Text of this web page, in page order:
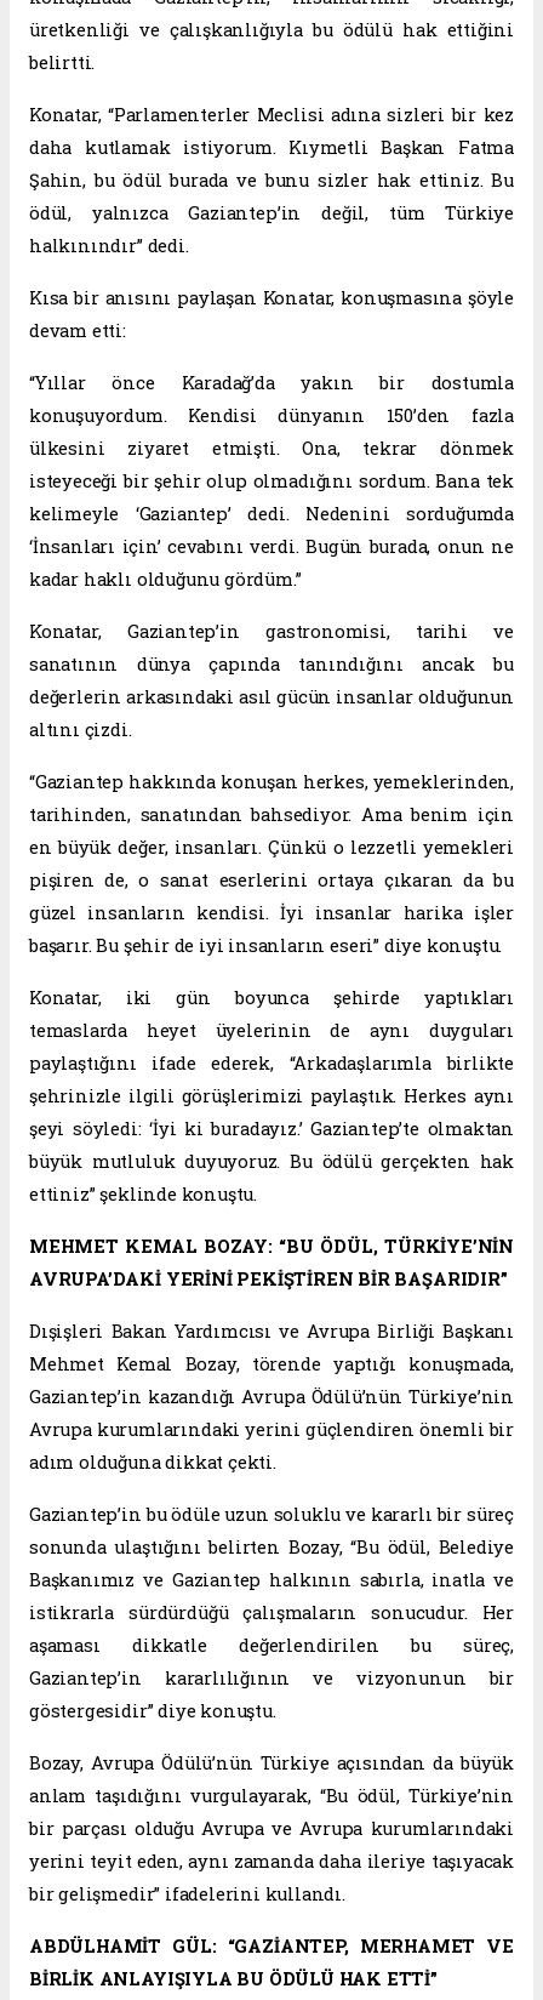
üretkenliği ve çalışkanlığıyla bu ödülü hak ettiğini
belirtti.
Konatar, “Parlamenterler Meclisi adına sizleri bir kez
daha kutlamak istiyorum. Kıymetli Başkan Fatma
Şahin, bu ödül burada ve bunu sizler hak ettiniz. Bu
ödül, yalnızca Gaziantep’in değil, tüm Türkiye
halkınındır” dedi.
Kısa bir anısını paylaşan Konatar, konuşmasına şöyle
devam etti:
“Yıllar önce Karadağ’da yakın bir dostumla
konuşuyordum. Kendisi dünyanın 150’den fazla
ülkesini ziyaret etmişti. Ona, tekrar dönmek
isteyeceği bir şehir olup olmadığını sordum. Bana tek
kelimeyle ‘Gaziantep’ dedi. Nedenini sorduğumda
‘İnsanları için’ cevabını verdi. Bugün burada, onun ne
kadar haklı olduğunu gördüm.”
Konatar, Gaziantep’in gastronomisi, tarihi ve
sanatının dünya çapında tanındığını ancak bu
değerlerin arkasındaki asıl gücün insanlar olduğunun
altını çizdi.
“Gaziantep hakkında konuşan herkes, yemeklerinden,
tarihinden, sanatından bahsediyor. Ama benim için
en büyük değer, insanları. Çünkü o lezzetli yemekleri
pişiren de, o sanat eserlerini ortaya çıkaran da bu
güzel insanların kendisi. İyi insanlar harika işler
başarır. Bu şehir de iyi insanların eseri” diye konuştu.
Konatar, iki gün boyunca şehirde yaptıkları
temaslarda heyet üyelerinin de aynı duyguları
paylaştığını ifade ederek, “Arkadaşlarımla birlikte
şehrinizle ilgili görüşlerimizi paylaştık. Herkes aynı
şeyi söyledi: ‘İyi ki buradayız.’ Gaziantep’te olmaktan
büyük mutluluk duyuyoruz. Bu ödülü gerçekten hak
ettiniz” şeklinde konuştu.
MEHMET KEMAL BOZAY: “BU ÖDÜL, TÜRKİYE’NİN
AVRUPA’DAKİ YERİNİ PEKİŞTİREN BİR BAŞARIDIR”
Dışişleri Bakan Yardımcısı ve Avrupa Birliği Başkanı
Mehmet Kemal Bozay, törende yaptığı konuşmada,
Gaziantep’in kazandığı Avrupa Ödülü’nün Türkiye’nin
Avrupa kurumlarındaki yerini güçlendiren önemli bir
adım olduğuna dikkat çekti.
Gaziantep’in bu ödüle uzun soluklu ve kararlı bir süreç
sonunda ulaştığını belirten Bozay, “Bu ödül, Belediye
Başkanımız ve Gaziantep halkının sabırla, inatla ve
istikrarla sürdürdüğü çalışmaların sonucudur. Her
aşaması dikkatle değerlendirilen bu süreç,
Gaziantep’in kararlılığının ve vizyonunun bir
göstergesidir” diye konuştu.
Bozay, Avrupa Ödülü’nün Türkiye açısından da büyük
anlam taşıdığını vurgulayarak, “Bu ödül, Türkiye’nin
bir parçası olduğu Avrupa ve Avrupa kurumlarındaki
yerini teyit eden, aynı zamanda daha ileriye taşıyacak
bir gelişmedir” ifadelerini kullandı.
ABDÜLHAMİT GÜL: “GAZİANTEP, MERHAMET VE
BİRLİK ANLAYIŞIYLA BU ÖDÜLÜ HAK ETTİ”